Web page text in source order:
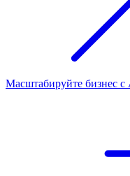
Масштабируйте бизнес